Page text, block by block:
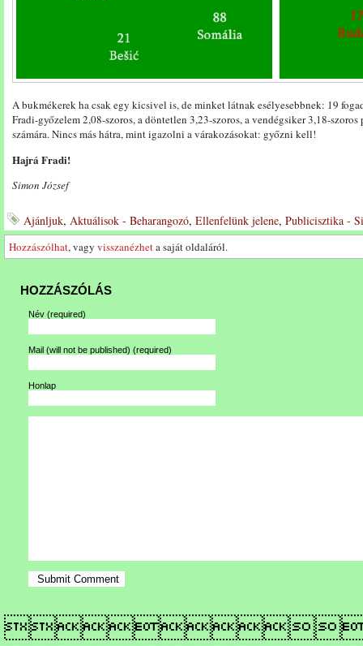
A bukmékerek ha csak egy kicsivel is, de minket látnak esélyesebbnek: 19
Fradi-győzelem 2,08-szoros, a döntetlen 3,23-szoros, a vendégsiker 3,18-
számára. Nincs más hátra, mint igazolni a várakozásokat: győzni kell!
Hajrá Fradi!
Simon József
Ajánljuk, Aktuálisok - Beharangozó, Ellenfelünk jelene, Publicisztika -
Hozzászólhat, vagy visszanézheta saját oldaláról.
HOZZÁSZÓLÁS
Név (required)
Mail (will not be published) (required)
Honlap